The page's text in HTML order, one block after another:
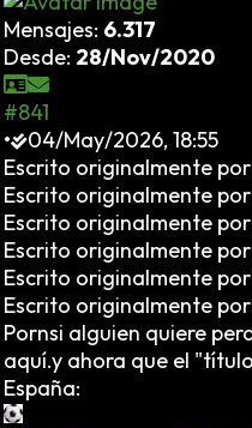
Mensajes: 6.317
Desde: 28/Nov/2020
#841
•
04/May/2026, 18:55
Escrito originalmente por
Escrito originalmente por
Escrito originalmente
Escrito originalmente por
Escrito originalmente
Escrito originalmente por
Pornsi alguien quiere
aquí.y ahora que el
España: